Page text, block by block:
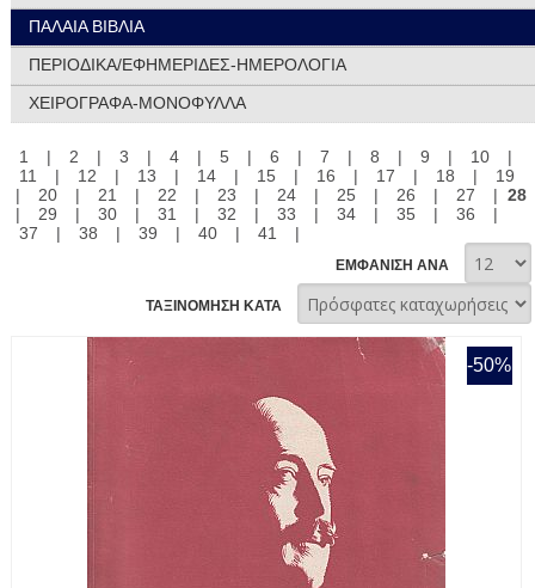
ΠΑΛΑΙΑ ΒΙΒΛΙΑ
ΠΕΡΙΟΔΙΚΑ/ΕΦΗΜΕΡΙΔΕΣ-ΗΜΕΡΟΛΟΓΙΑ
ΧΕΙΡΟΓΡΑΦΑ-ΜΟΝΟΦΥΛΛΑ
1 | 2 | 3 | 4 | 5 | 6 | 7 | 8 | 9 | 10
|
11
| 12 | 13 | 14 | 15 | 16 | 17 | 18 |
19
|
20 | 21 | 22 | 23 | 24 | 25 | 26 | 27 | 28
|
29 | 30 | 31 | 32 | 33 | 34 | 35 | 36
|
37
| 38 | 39 | 40 | 41 |
ΕΜΦΑΝΙΣΗ ΑΝΑ
ΤΑΞΙΝΟΜΗΣΗ ΚΑΤΑ
-50%